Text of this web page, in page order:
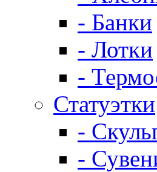
- Банки
- Лотки
-
Статуэтки
-
-